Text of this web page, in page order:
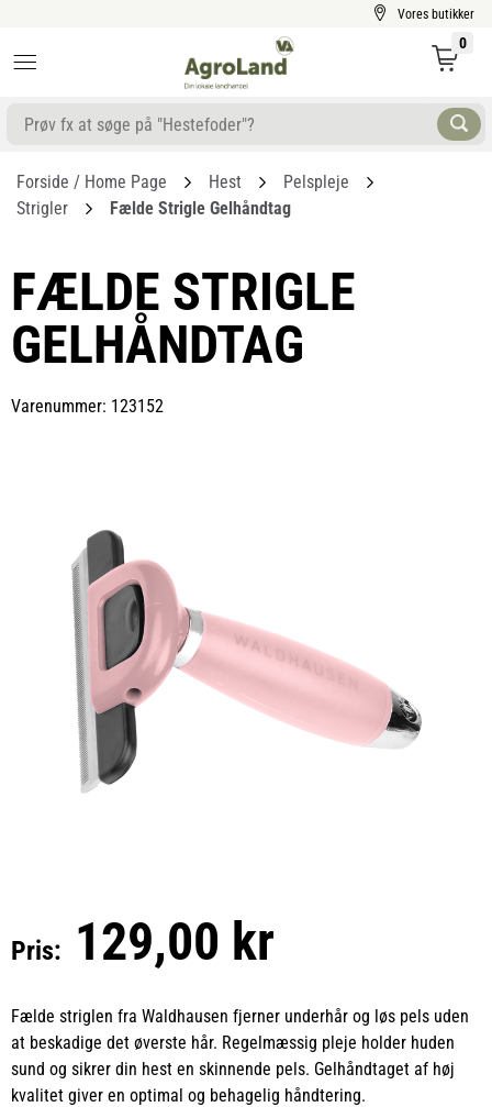
Vores butikker
0
Forside / Home Page Hest
Pelspleje
Strigler
Fælde Strigle Gelhåndtag
FÆLDE STRIGLE
GELHÅNDTAG
Varenummer: 123152
Pris: 129,00 kr
Fælde striglen fra Waldhausen fjerner underhår og løs pels uden
at beskadige det øverste hår. Regelmæssig pleje holder huden
sund og sikrer din hest en skinnende pels. Gelhåndtaget af høj
kvalitet giver en optimal og behagelig håndtering.